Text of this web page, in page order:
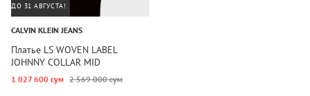
ДО 31 АВГУСТА!
CALVIN KLEIN JEANS
Платье LS WOVEN LABEL
JOHNNY COLLAR MID
1 027 600 сум 2 569 000 сум